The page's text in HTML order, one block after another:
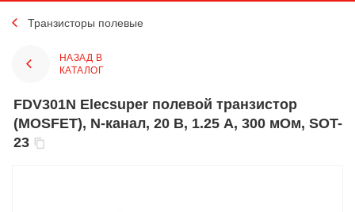
Транзисторы полевые
НАЗАД В
КАТАЛОГ
FDV301N Elecsuper полевой транзистор
(MOSFET), N-канал, 20 В, 1.25 А, 300 мОм, SOT-
23